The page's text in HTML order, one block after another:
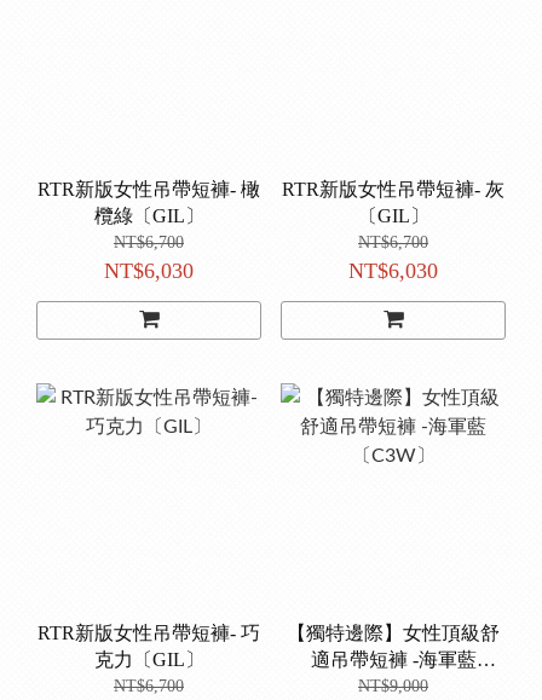
RTR新版女性吊帶短褲- 橄
欖綠〔GIL〕
NT$6,700
NT$6,030
RTR新版女性吊帶短褲- 灰
〔GIL〕
NT$6,700
NT$6,030
RTR新版女性吊帶短褲- 巧
克力〔GIL〕
NT$6,700
【獨特邊際】女性頂級舒
適吊帶短褲 -海軍藍
〔C3W〕
NT$9,000